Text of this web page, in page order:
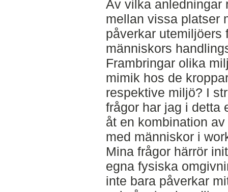
Av vilka anledningar
mellan vissa platser
påverkar utemiljöers
människors
Frambringar olika
mimik hos de
respektive miljö? I
frågor har jag i detta
åt en kombination
med människor i
Mina frågor härrör
egna fysiska
inte bara påverkar